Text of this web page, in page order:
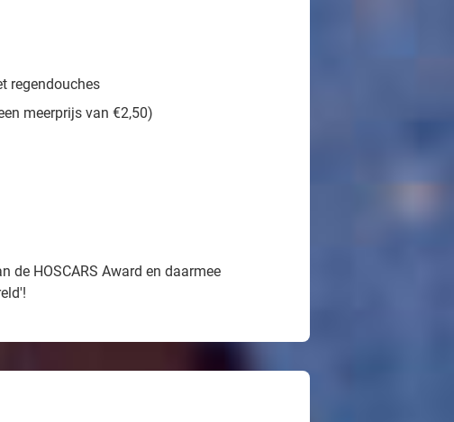
regendouches
meerprijs van €2,50)
de HOSCARS Award en daarmee